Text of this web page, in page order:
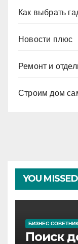
Как выбрать
Новости плюс
Ремонт и
Строим дом
YOU MISSED
БИЗНЕС СОВЕТНИК
Поиск